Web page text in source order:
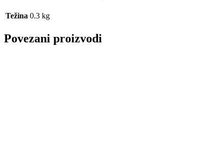
Težina 0.3 kg
Povezani proizvodi